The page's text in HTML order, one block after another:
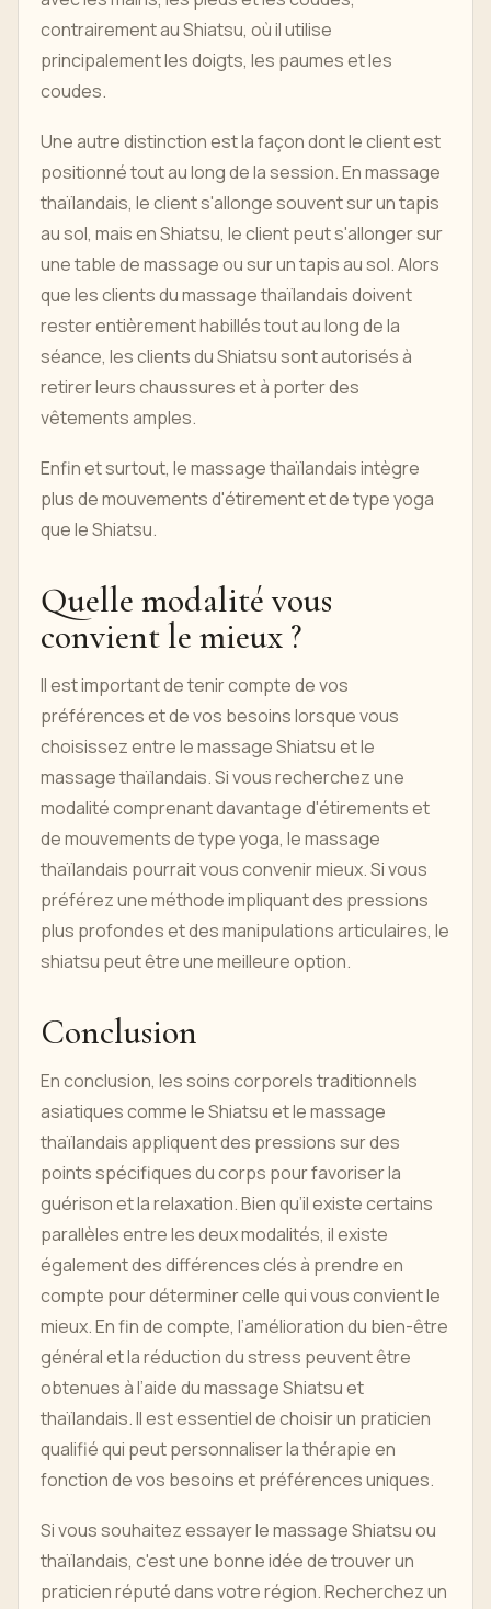
contrairement au Shiatsu, où il utilise
principalement les doigts, les paumes et les
coudes.
Une autre distinction est la façon dont le client est
positionné tout au long de la session. En massage
thaïlandais, le client s'allonge souvent sur un tapis
au sol, mais en Shiatsu, le client peut s'allonger sur
une table de massage ou sur un tapis au sol. Alors
que les clients du massage thaïlandais doivent
rester entièrement habillés tout au long de la
séance, les clients du Shiatsu sont autorisés à
retirer leurs chaussures et à porter des
vêtements amples.
Enfin et surtout, le massage thaïlandais intègre
plus de mouvements d'étirement et de type yoga
que le Shiatsu.
Quelle modalité vous
convient le mieux ?
Il est important de tenir compte de vos
préférences et de vos besoins lorsque vous
choisissez entre le massage Shiatsu et le
massage thaïlandais. Si vous recherchez une
modalité comprenant davantage d'étirements et
de mouvements de type yoga, le massage
thaïlandais pourrait vous convenir mieux. Si vous
préférez une méthode impliquant des pressions
plus profondes et des manipulations articulaires, le
shiatsu peut être une meilleure option.
Conclusion
En conclusion, les soins corporels traditionnels
asiatiques comme le Shiatsu et le massage
thaïlandais appliquent des pressions sur des
points spécifiques du corps pour favoriser la
guérison et la relaxation. Bien qu’il existe certains
parallèles entre les deux modalités, il existe
également des différences clés à prendre en
compte pour déterminer celle qui vous convient le
mieux. En fin de compte, l’amélioration du bien-être
général et la réduction du stress peuvent être
obtenues à l’aide du massage Shiatsu et
thaïlandais. Il est essentiel de choisir un praticien
qualifié qui peut personnaliser la thérapie en
fonction de vos besoins et préférences uniques.
Si vous souhaitez essayer le massage Shiatsu ou
thaïlandais, c'est une bonne idée de trouver un
praticien réputé dans votre région. Recherchez un